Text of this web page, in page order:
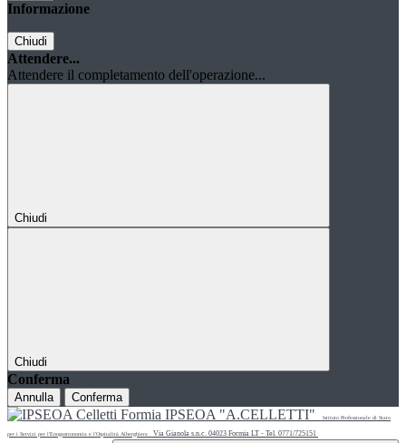
Informazione
Chiudi
Attendere...
Attendere il completamento dell'operazione...
Chiudi
Chiudi
Conferma
Annulla Conferma
IPSEOA "A.CELLETTI" Istituto Professionale di Stato
per i Servizi per l'Enogastronomia e l'Ospitalità Alberghiera Via Gianola s.n.c. 04023 Formia LT - Tel. 0771/725151